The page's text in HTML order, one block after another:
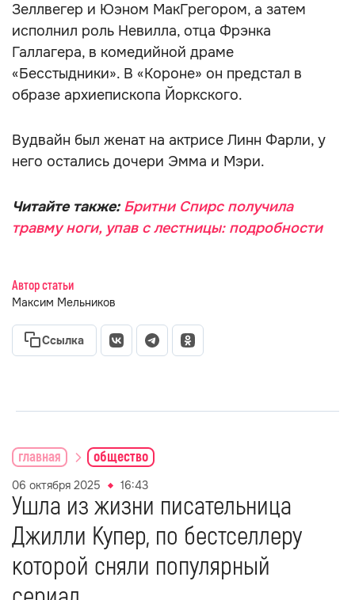
Зеллвегер и Юэном МакГрегором, а затем
исполнил роль Невилла, отца Фрэнка
Галлагера, в комедийной драме
«Бесстыдники». В «Короне» он предстал в
образе архиепископа Йоркского.
Вудвайн был женат на актрисе Линн Фарли, у
него остались дочери Эмма и Мэри.
Читайте также: Бритни Спирс получила
травму ноги, упав с лестницы: подробности
Автор статьи
Максим Мельников
Ссылка
главная общество
06 октября 2025 16:43
Ушла из жизни писательница
Джилли Купер, по бестселлеру
которой сняли популярный